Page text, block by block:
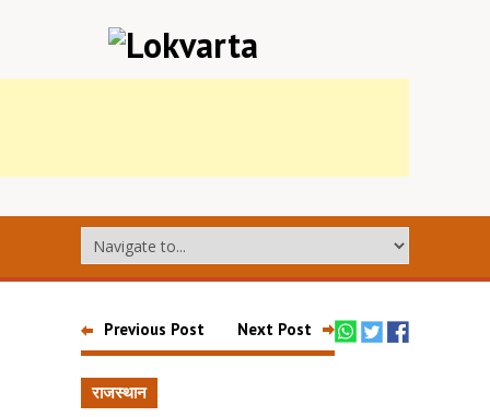
Previous Post Next Post
राजस्थान